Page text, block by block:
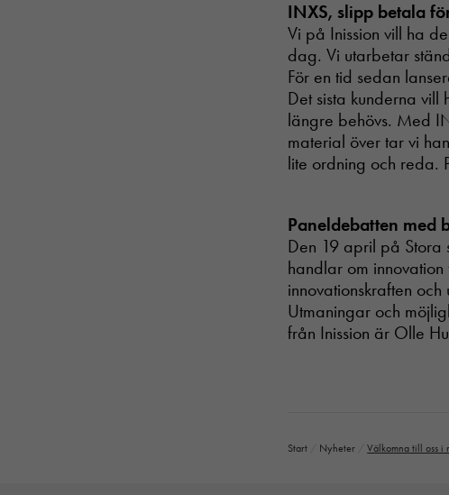
INXS, slipp betala
Vi på Inission vill ha
dag. Vi utarbetar
För en tid sedan
Det sista kunderna
längre behövs. Med
material över tar vi
lite ordning och reda.
Paneldebatten med
Den 19 april på Stora
handlar om innovation
innovationskraften
Utmaningar och
från Inission är Olle
Start Nyheter /Välkomna till oss i